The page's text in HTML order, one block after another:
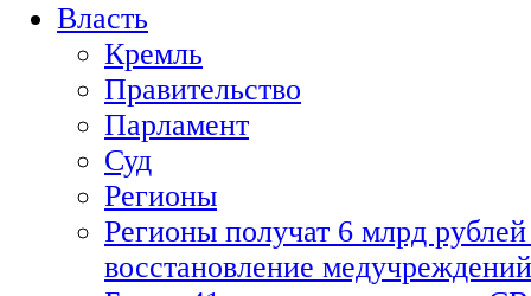
Власть
Кремль
Правительство
Парламент
Суд
Регионы
Регионы получат 6 млрд рублей
восстановление медучреждений